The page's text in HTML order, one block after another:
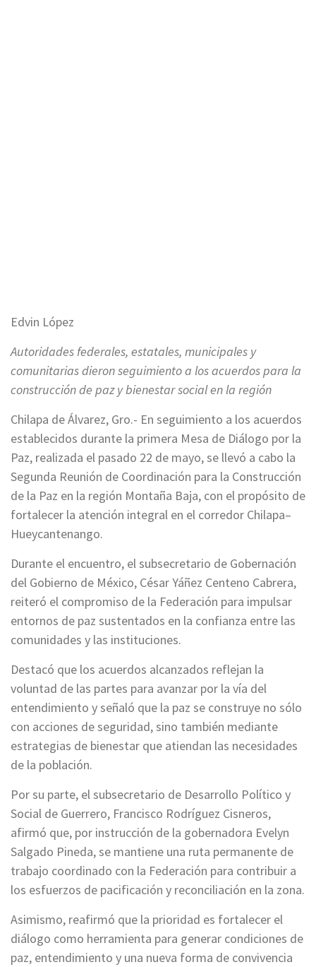
Edvin López
Autoridades federales, estatales, municipales y
comunitarias dieron seguimiento a los acuerdos para la
construcción de paz y bienestar social en la región
Chilapa de Álvarez, Gro.- En seguimiento a los acuerdos
establecidos durante la primera Mesa de Diálogo por la
Paz, realizada el pasado 22 de mayo, se llevó a cabo la
Segunda Reunión de Coordinación para la Construcción
de la Paz en la región Montaña Baja, con el propósito de
fortalecer la atención integral en el corredor Chilapa–
Hueycantenango.
Durante el encuentro, el subsecretario de Gobernación
del Gobierno de México, César Yáñez Centeno Cabrera,
reiteró el compromiso de la Federación para impulsar
entornos de paz sustentados en la confianza entre las
comunidades y las instituciones.
Destacó que los acuerdos alcanzados reflejan la
voluntad de las partes para avanzar por la vía del
entendimiento y señaló que la paz se construye no sólo
con acciones de seguridad, sino también mediante
estrategias de bienestar que atiendan las necesidades
de la población.
Por su parte, el subsecretario de Desarrollo Político y
Social de Guerrero, Francisco Rodríguez Cisneros,
afirmó que, por instrucción de la gobernadora Evelyn
Salgado Pineda, se mantiene una ruta permanente de
trabajo coordinado con la Federación para contribuir a
los esfuerzos de pacificación y reconciliación en la zona.
Asimismo, reafirmó que la prioridad es fortalecer el
diálogo como herramienta para generar condiciones de
paz, entendimiento y una nueva forma de convivencia